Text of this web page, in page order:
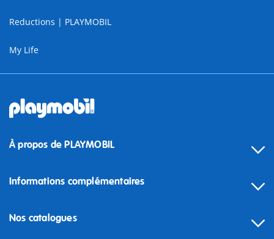
Reductions | PLAYMOBIL
My Life
À propos de PLAYMOBIL
Informations complémentaires
Nos catalogues